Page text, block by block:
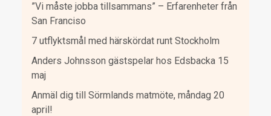
”Vi måste jobba tillsammans” – Erfarenheter från
San Franciso
7 utflyktsmål med härskördat runt Stockholm
Anders Johnsson gästspelar hos Edsbacka 15
maj
Anmäl dig till Sörmlands matmöte, måndag 20
april!